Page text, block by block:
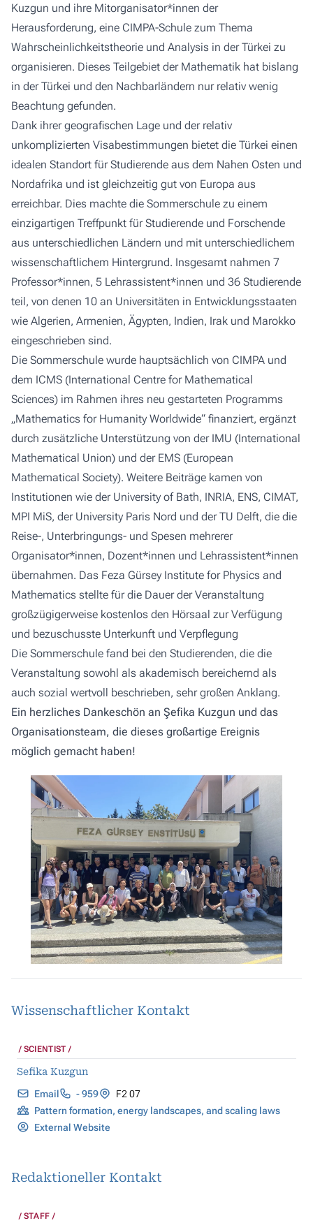
Kuzgun und ihre Mitorganisator*innen der
Herausforderung, eine CIMPA-Schule zum Thema
Wahrscheinlichkeitstheorie und Analysis in der Türkei zu
organisieren. Dieses Teilgebiet der Mathematik hat bislang
in der Türkei und den Nachbarländern nur relativ wenig
Beachtung gefunden.
Dank ihrer geografischen Lage und der relativ
unkomplizierten Visabestimmungen bietet die Türkei einen
idealen Standort für Studierende aus dem Nahen Osten und
Nordafrika und ist gleichzeitig gut von Europa aus
erreichbar. Dies machte die Sommerschule zu einem
einzigartigen Treffpunkt für Studierende und Forschende
aus unterschiedlichen Ländern und mit unterschiedlichem
wissenschaftlichem Hintergrund. Insgesamt nahmen 7
Professor*innen, 5 Lehrassistent*innen und 36 Studierende
teil, von denen 10 an Universitäten in Entwicklungsstaaten
wie Algerien, Armenien, Ägypten, Indien, Irak und Marokko
eingeschrieben sind.
Die Sommerschule wurde hauptsächlich von CIMPA und
dem ICMS (International Centre for Mathematical
Sciences) im Rahmen ihres neu gestarteten Programms
„Mathematics for Humanity Worldwide“ finanziert, ergänzt
durch zusätzliche Unterstützung von der IMU (International
Mathematical Union) und der EMS (European
Mathematical Society). Weitere Beiträge kamen von
Institutionen wie der University of Bath, INRIA, ENS, CIMAT,
MPI MiS, der University Paris Nord und der TU Delft, die die
Reise-, Unterbringungs- und Spesen mehrerer
Organisator*innen, Dozent*innen und Lehrassistent*innen
übernahmen. Das Feza Gürsey Institute for Physics and
Mathematics stellte für die Dauer der Veranstaltung
großzügigerweise kostenlos den Hörsaal zur Verfügung
und bezuschusste Unterkunft und Verpflegung
Die Sommerschule fand bei den Studierenden, die die
Veranstaltung sowohl als akademisch bereichernd als
auch sozial wertvoll beschrieben, sehr großen Anklang.
Ein herzliches Dankeschön an Şefika Kuzgun und das
Organisationsteam, die dieses großartige Ereignis
möglich gemacht haben!
Wissenschaftlicher Kontakt
SCIENTIST
Sefika Kuzgun
Email
- 959
F2 07
Pattern formation, energy landscapes, and scaling laws
External Website
Redaktioneller Kontakt
STAFF